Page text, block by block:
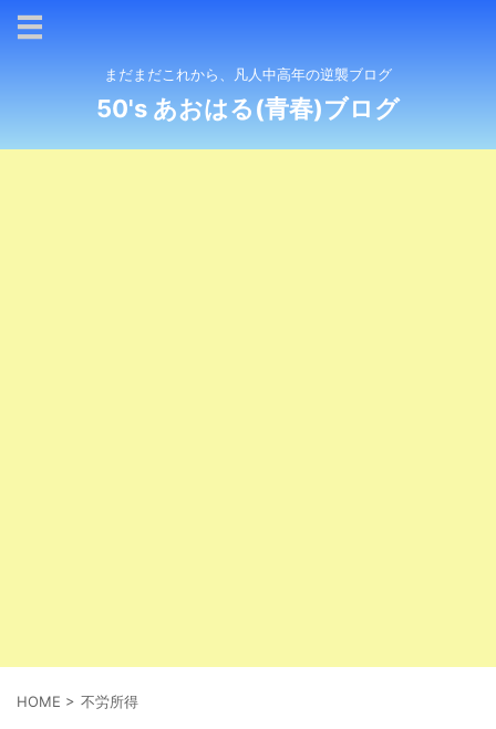
まだまだこれから、凡人中高年の逆襲ブログ
50's あおはる(青春)ブログ
HOME > 不労所得